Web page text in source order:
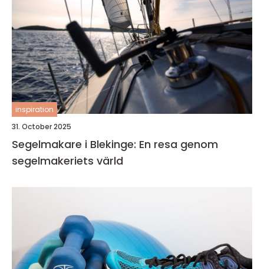
inspiration
31. October 2025
Segelmakare i Blekinge: En resa genom
segelmakeriets värld